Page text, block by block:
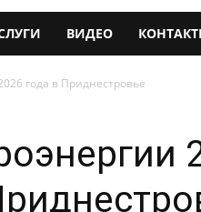
ВИДЕО
года в Приднестровье